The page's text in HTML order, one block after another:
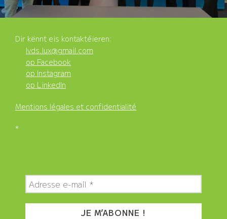
Dir kënnt eis kontaktéieren:
lvds.lux@gmail.com
op Facebook
op Instagram
op LinkedIn
Mentions légales et confidentialité
*